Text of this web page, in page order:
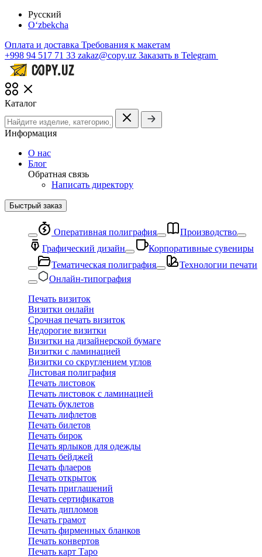
Русский
O‘zbekcha
Оплата и доставка Требования к макетам
+998 94 517 71 33 zakaz@copy.uz Заказать в Telegram
Каталог
Информация
О нас
Блог
Обратная связь
Написать директору
Быстрый заказ
Оперативная полиграфия
Производство
Графический дизайн
Корпоративные сувениры
Тематическая полиграфия
Технологии печати
Онлайн-типография
Печать визиток
Визитки онлайн
Срочная печать визиток
Недорогие визитки
Визитки на дизайнерской бумаге
Визитки с ламинацией
Визитки со скруглением углов
Листовая полиграфия
Печать листовок
Печать листовок с ламинацией
Печать буклетов
Печать лифлетов
Печать билетов
Печать бирок
Печать ярлыков для одежды
Печать бейджей
Печать флаеров
Печать открыток
Печать приглашений
Печать сертификатов
Печать дипломов
Печать грамот
Печать фирменных бланков
Печать конвертов
Печать карт Таро